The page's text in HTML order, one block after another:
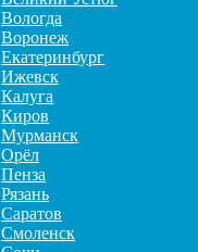
Вологда
Воронеж
Екатеринбург
Ижевск
Калуга
Киров
Мурманск
Орёл
Пенза
Рязань
Саратов
Смоленск